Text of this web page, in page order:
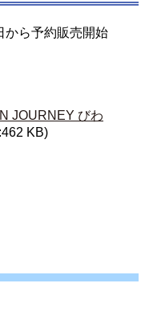
から予約販売開始
JOURNEY びわ
KB)